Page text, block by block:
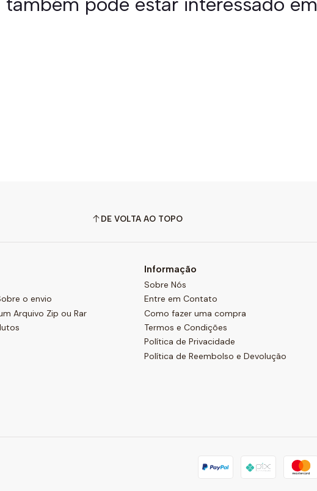
DE VOLTA AO TOPO
o envio
Arquivo Zip ou Rar
Informação
Sobre Nós
Entre em Contato
Como fazer uma compra
Termos e Condições
Política de Privacidade
Política de Reembolso e Devolução